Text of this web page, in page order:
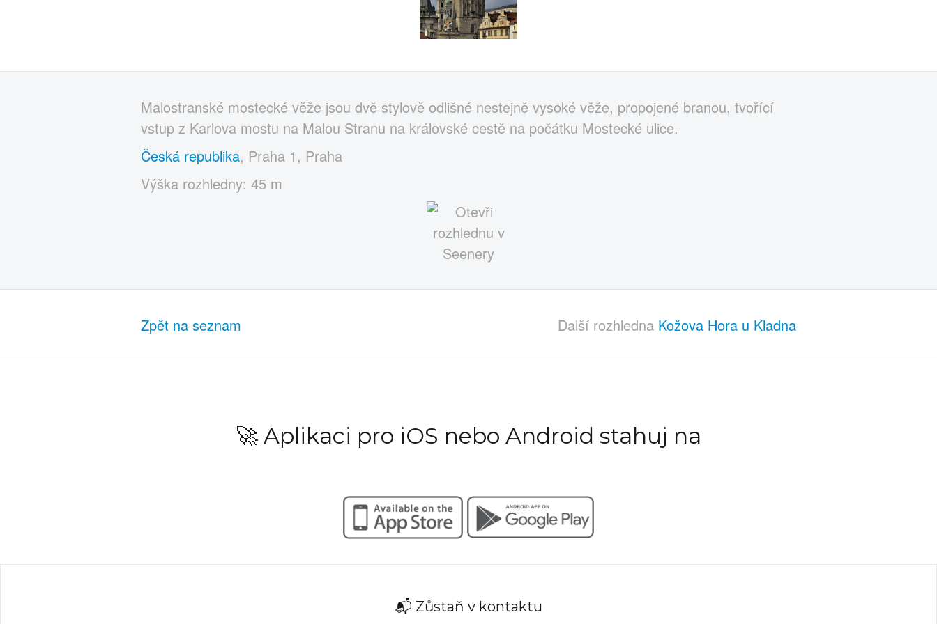
Malostranské mostecké věže jsou dvě stylově odlišné nestejně vysoké věže, propojené branou, tvořící
vstup z Karlova mostu na Malou Stranu na královské cestě na počátku Mostecké ulice.
Česká republika, Praha 1, Praha
Výška rozhledny: 45 m
Zpět na seznam Další rozhledna Kožova Hora u Kladna
🚀 Aplikaci pro iOS nebo Android stahuj na
📬 Zůstaň v kontaktu